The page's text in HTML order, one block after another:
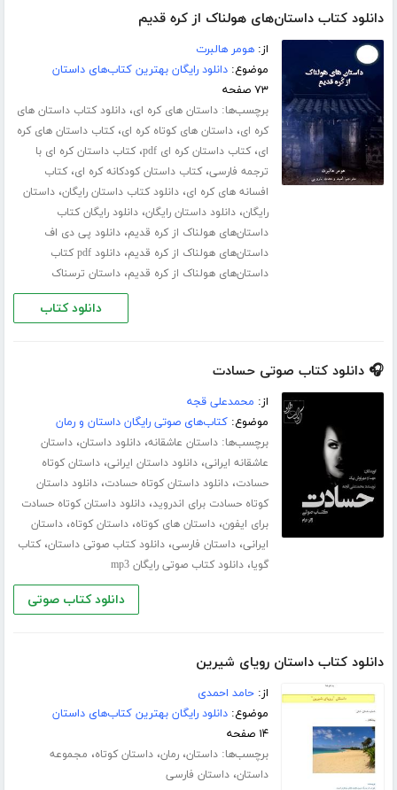
دانلود کتاب داستان‌های هولناک از کره قدیم
از:هومر هالبرت
موضوع:دانلود رایگان بهترین کتاب‌های داستان
۷۳ صفحه
برچسب‌ها:داستان های کره ای،دانلود کتاب داستان های
کره ای،داستان های کوتاه کره ای،کتاب داستان های کره
ای،کتاب داستان کره ای pdf ،کتاب داستان کره ای با
ترجمه فارسی،کتاب داستان کودکانه کره ای،کتاب
افسانه های کره ای،دانلود کتاب داستان رایگان،داستان
رایگان،دانلود داستان رایگان،دانلود رایگان کتاب
داستان‌های هولناک از کره قدیم،دانلود پی دی اف
داستان‌های هولناک از کره قدیم،
دانلود pdf کتاب
داستان‌های هولناک از کره قدیم،داستان ترسناک
دانلود کتاب
🎧 دانلود کتاب صوتی حسادت
از: محمدعلی قجه
موضوع:کتاب‌های صوتی رایگان داستان و رمان
برچسب‌ها:داستان عاشقانه،دانلود داستان،داستان
عاشقانه ایرانی،دانلود داستان ایرانی،داستان کوتاه
حسادت،دانلود داستان کوتاه حسادت،دانلود داستان
کوتاه حسادت برای اندروید،دانلود داستان کوتاه حسادت
برای ایفون،داستان های کوتاه،داستان کوتاه،داستان
ایرانی،داستان فارسی،دانلود کتاب صوتی داستان،کتاب
گویا،دانلود کتاب صوتی رایگان mp3
دانلود کتاب صوتی
دانلود کتاب داستان رویای شیرین
از:حامد احمدی
موضوع:دانلود رایگان بهترین کتاب‌های داستان
۱۴ صفحه
برچسب‌ها:داستان،رمان،داستان کوتاه، مجموعه
داستان،داستان فارسی